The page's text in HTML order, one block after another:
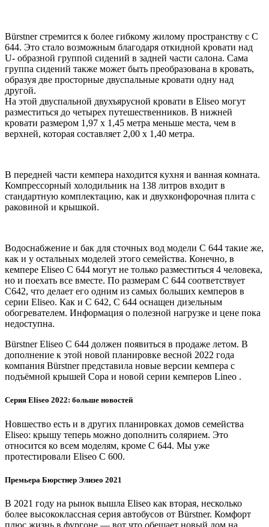
Bürstner стремится к более гибкому жилому пространству с C
644. Это стало возможным благодаря откидной кровати над
U- образной группой сидений в задней части салона. Сама
группа сидений также может быть преобразована в кровать,
образуя две просторные двуспальные кровати одну над
другой.
На этой двуспальной двухъярусной кровати в Eliseo могут
разместиться до четырех путешественников. В нижней
кровати размером 1,97 х 1,45 метра меньше места, чем в
верхней, которая составляет 2,00 х 1,40 метра.
В передней части кемпера находится кухня и ванная комната.
Компрессорный холодильник на 138 литров входит в
стандартную комплектацию, как и двухконфорочная плита с
раковиной и крышкой.
Водоснабжение и бак для сточных вод модели C 644 такие же,
как и у остальных моделей этого семейства. Конечно, в
кемпере Eliseo C 644 могут не только разместиться 4 человека,
но и поехать все вместе. По размерам C 644 соответствует
C642, что делает его одним из самых больших кемперов в
серии Eliseo. Как и C 642, C 644 оснащен дизельным
обогревателем. Информация о полезной нагрузке и цене пока
недоступна.
Bürstner Eliseo C 644 должен появиться в продаже летом. В
дополнение к этой новой планировке весной 2022 года
компания Bürstner представила новые версии кемпера с
подъёмной крышей Copa и новой серии кемперов Lineo .
Серия Eliseo 2022: больше новостей
Новшество есть и в других планировках домов семейства
Eliseo: крышу теперь можно дополнить солярием. Это
относится ко всем моделям, кроме C 644. Мы уже
протестировали Eliseo C 600.
Премьера Бюрстнер Элизео 2021
В 2021 году на рынок вышла Eliseo как вторая, несколько
более высококлассная серия автобусов от Bürstner. Комфорт
плюс жизнь в фургоне — вот что обещает новый дом на